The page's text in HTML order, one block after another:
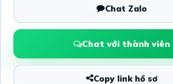
Chat Zalo
Chat với thành viên
Copy link hồ sơ